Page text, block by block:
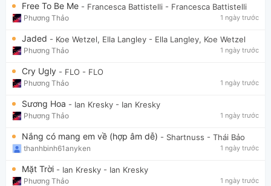
Free To Be Me - Francesca Battistelli - Francesca Battistelli
Phương Thảo 1 ngày trước
Jaded - Koe Wetzel, Ella Langley - Ella Langley, Koe Wetzel
Phương Thảo 1 ngày trước
Cry Ugly - FLO - FLO
Phương Thảo 1 ngày trước
Sương Hoa - Ian Kresky - Ian Kresky
Phương Thảo 1 ngày trước
Nắng có mang em về (hợp âm dễ) - Shartnuss - Thái Bảo
thanhbinh61anyken 1 ngày trước
Mặt Trời - Ian Kresky - Ian Kresky
Phương Thảo 1 ngày trước